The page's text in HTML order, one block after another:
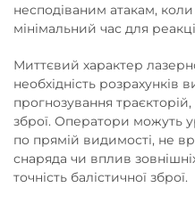
несподіваним атакам,
мінімальний час для
Миттєвий характер
необхідність розрахунків
прогнозування траєкторій,
зброї. Оператори можуть
по прямій видимості, не
снаряда чи вплив
точність балістичної зброї.